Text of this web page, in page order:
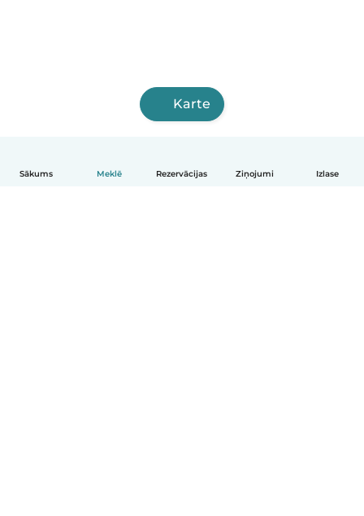
Sākums Meklē Rezervācijas Ziņojumi Izlase
Karte